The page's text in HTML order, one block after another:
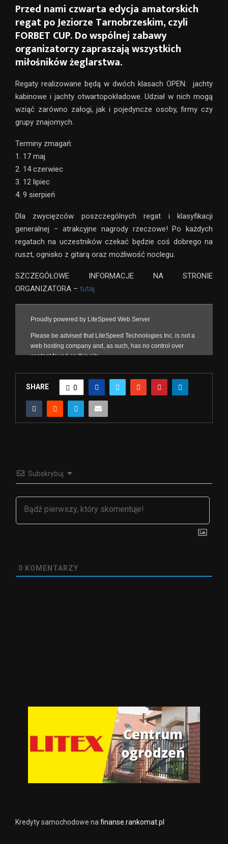
Przed nami czwarta edycja amatorskich
regat po Jeziorze Tarnobrzeskim, czyli
FORBET CUP. Do wspólnej zabawy
organizatorzy zapraszają wszystkich
miłośników żeglarstwa.
Regaty realizowane będą w dwóch klasach OPEN: jachty
kabinowe i jachty otwartopokładowe. Udział w nich mogą
wziąć zarówno załogi, jak i pojedyncze osoby, firmy czy
grupy znajomych.
Terminy zmagań:
1. 17 maj
2. 14 czerwiec
3. 12 lipiec
4. 9 sierpień
Dla zwycięzców poszczególnych regat i klasyfikacji
generalnej − atrakcyjne nagrody rzeczowe! Po każdych
regatach na uczestników czekać będzie coś dobrego na
ruszt, ognisko z gitarą oraz możliwość noclegu.
SZCZEGÓŁOWE INFORMACJE NA STRONIE
ORGANIZATORA – tutaj
SHARE 0
Subskrybuj
0 KOMENTARZY
Kredyty samochodowe nafinanse.rankomat.pl